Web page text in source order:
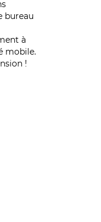
bureau
à
mobile.
!